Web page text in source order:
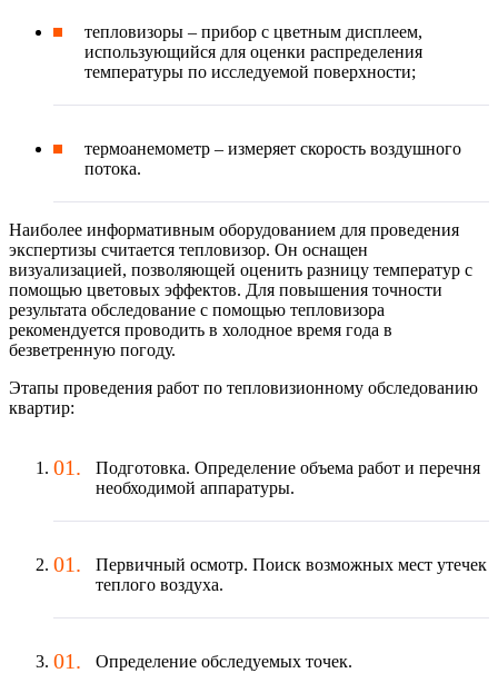
тепловизоры – прибор с цветным дисплеем,
использующийся для оценки распределения
температуры по исследуемой поверхности;
термоанемометр – измеряет скорость воздушного
потока.
Наиболее информативным оборудованием для проведения
экспертизы считается тепловизор. Он оснащен
визуализацией, позволяющей оценить разницу температур с
помощью цветовых эффектов. Для повышения точности
результата обследование с помощью тепловизора
рекомендуется проводить в холодное время года в
безветренную погоду.
Этапы проведения работ по тепловизионному обследованию
квартир:
Подготовка. Определение объема работ и перечня
необходимой аппаратуры.
Первичный осмотр. Поиск возможных мест утечек
теплого воздуха.
Определение обследуемых точек.